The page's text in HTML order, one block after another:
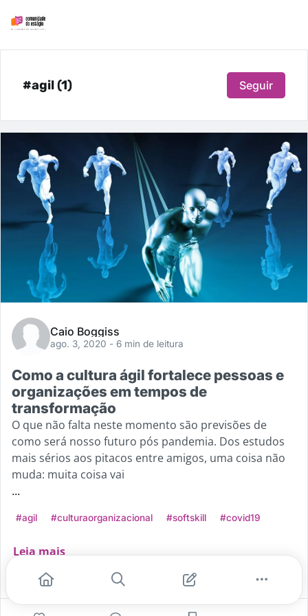
#agil (1) Seguir
Caio Boggiss
ago. 3, 2020 - 6 min de leitura
Como a cultura ágil fortalece pessoas e
organizações em tempos de
transformação
O que não falta neste momento são previsões de
como será nosso futuro pós pandemia. Dos estudos
mais sérios aos pitacos entre amigos, uma coisa não
muda: muita coisa vai
...
#agil #culturaorganizacional #softskill #covid19
Leia mais